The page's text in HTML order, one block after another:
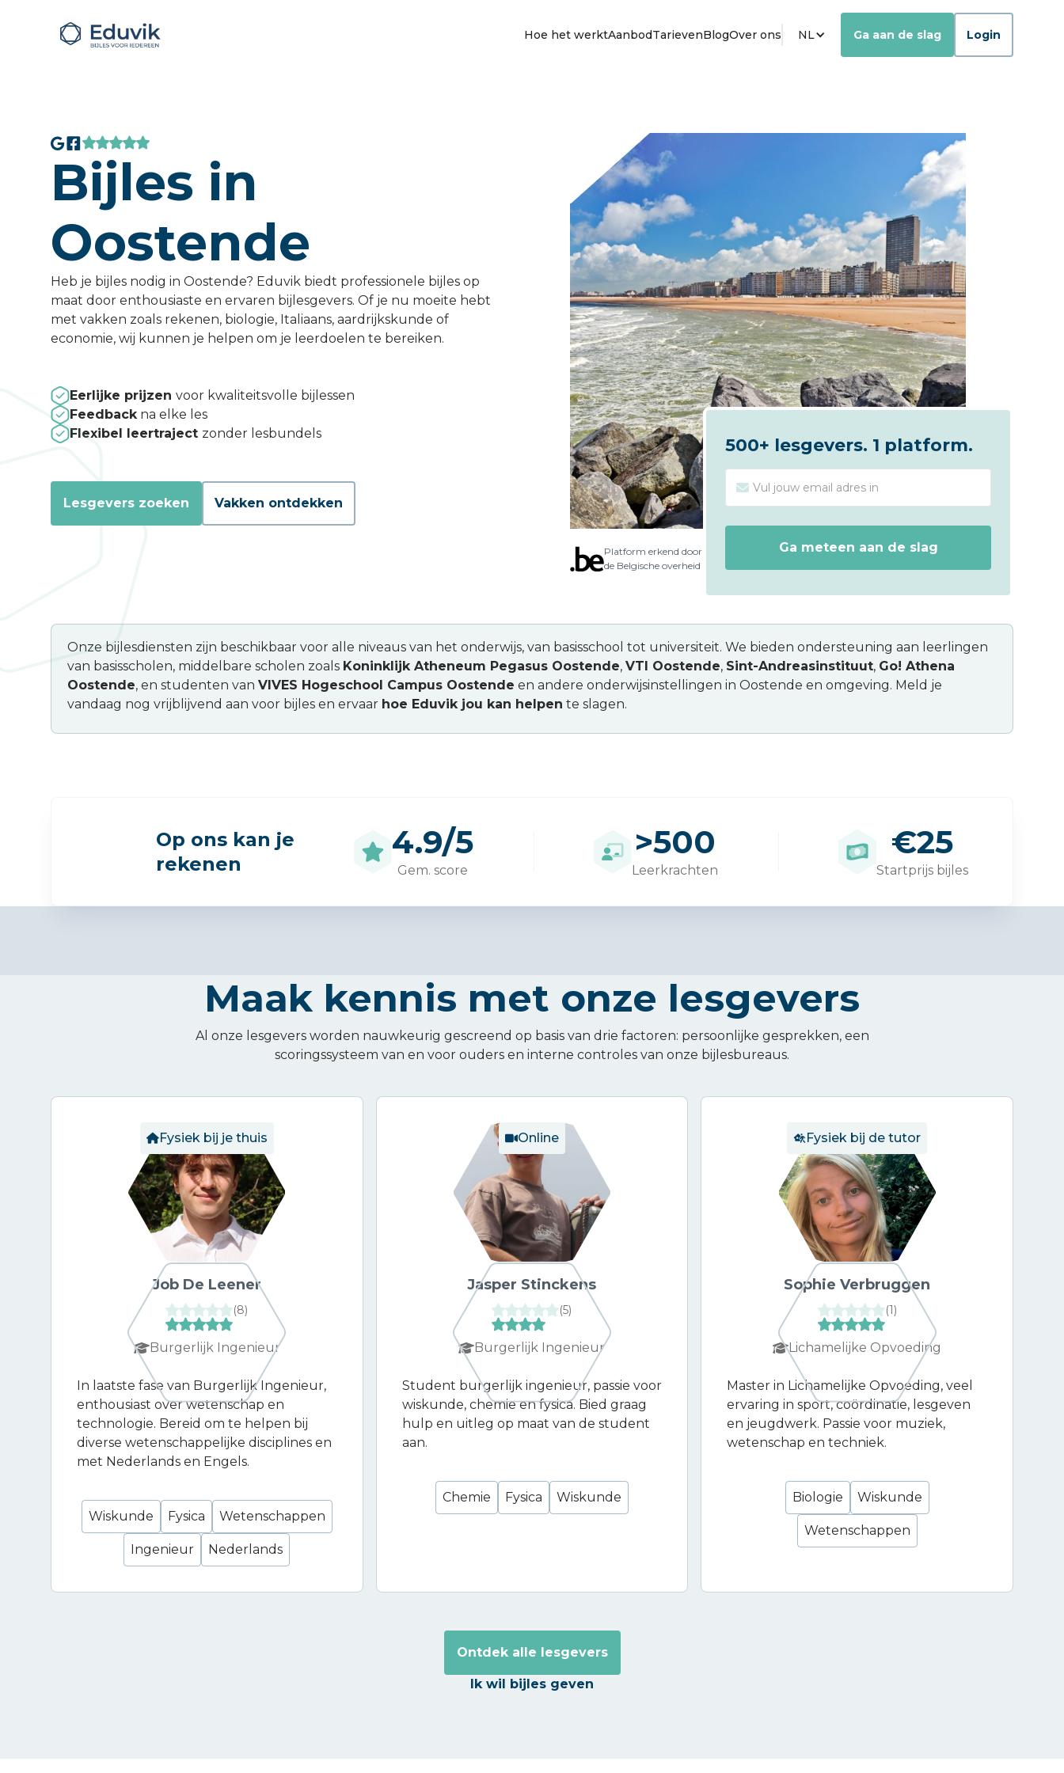
Hoe het werktAanbodTarievenBlogOver ons NL Ga aan de slag Login
Bijles in
Oostende
Heb je bijles nodig in Oostende? Eduvik biedt professionele bijles op
maat door enthousiaste en ervaren bijlesgevers. Of je nu moeite hebt
met vakken zoals rekenen, biologie, Italiaans, aardrijkskunde of
economie, wij kunnen je helpen om je leerdoelen te bereiken.
Eerlijke prijzen voor kwaliteitsvolle bijlessen
Feedbackna elke les
Flexibel leertraject zonder lesbundels
Lesgevers zoeken Vakken ontdekken
Platform erkend door
de Belgische overheid
500+ lesgevers. 1 platform.
Onze bijlesdiensten zijn beschikbaar voor alle niveaus van het onderwijs, van basisschool tot universiteit. We bieden ondersteuning aan leerlingen
van basisscholen, middelbare scholen zoals Koninklijk Atheneum Pegasus Oostende, VTI Oostende, Sint-Andreasinstituut, Go! Athena
Oostende, en studenten van VIVES Hogeschool Campus Oostende en andere onderwijsinstellingen in Oostende en omgeving. Meld je
vandaag nog vrijblijvend aan voor bijles en ervaar hoe Eduvik jou kan helpen te slagen.
Op ons kan je
rekenen
4.9/5
Gem. score
>500
Leerkrachten
€25
Startprijs bijles
Maak kennis met onze lesgevers
Al onze lesgevers worden nauwkeurig gescreend op basis van drie factoren: persoonlijke gesprekken, een
scoringssysteem van en voor ouders en interne controles van onze bijlesbureaus.
Job De Leener
(8)
Fysiek bij je thuis
Burgerlijk Ingenieur
In laatste fase van Burgerlijk Ingenieur,
enthousiast over wetenschap en
technologie. Bereid om te helpen bij
diverse wetenschappelijke disciplines en
met Nederlands en Engels.
Wiskunde Fysica Wetenschappen
Ingenieur Nederlands
Jasper Stinckens
(5)
Online
Burgerlijk Ingenieur
Student burgerlijk ingenieur, passie voor
wiskunde, chemie en fysica. Bied graag
hulp en uitleg op maat van de student
aan.
Chemie Fysica Wiskunde
Sophie Verbruggen
(1)
Fysiek bij de tutor
Lichamelijke Opvoeding
Master in Lichamelijke Opvoeding, veel
ervaring in sport, coördinatie, lesgeven
en jeugdwerk. Passie voor muziek,
wetenschap en techniek.
Biologie Wiskunde
Wetenschappen
Ontdek alle lesgevers
Ik wil bijles geven